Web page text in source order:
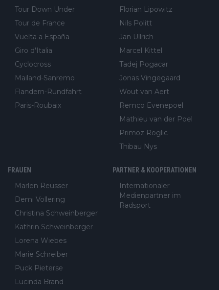
Tour Down Under
Tour de France
Vuelta a España
Giro d'Italia
Cyclocross
Mailand-Sanremo
Flandern-Rundfahrt
Paris-Roubaix
Florian Lipowitz
Nils Politt
Jan Ullrich
Marcel Kittel
Tadej Pogacar
Jonas Vingegaard
Wout van Aert
Remco Evenepoel
Mathieu van der Poel
Primoz Roglic
Thibau Nys
FRAUEN
Marlen Reusser
Demi Vollering
Christina Schweinberger
Kathrin Schweinberger
Lorena Wiebes
Marie Schreiber
Puck Pieterse
Lucinda Brand
PARTNER & KOOPERATIONEN
Internationaler
Medienpartner im
Radsport